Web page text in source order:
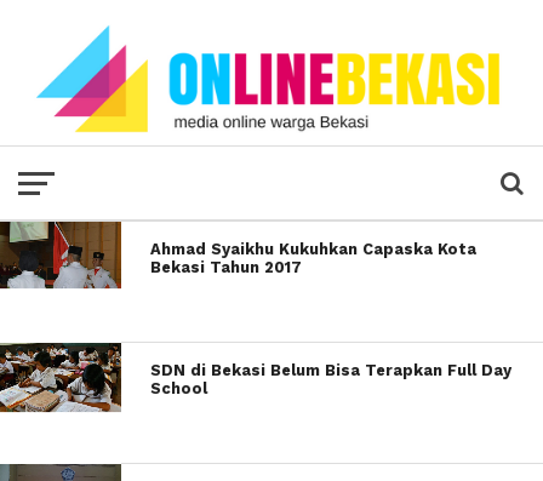
Ahmad Syaikhu Kukuhkan Capaska Kota
Bekasi Tahun 2017
SDN di Bekasi Belum Bisa Terapkan Full Day
School